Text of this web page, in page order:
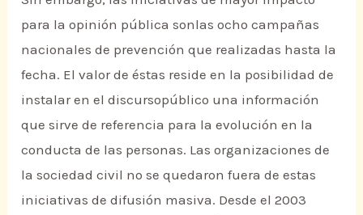
para la opinión pública sonlas ocho campañas
nacionales de prevención que realizadas hasta la
fecha. El valor de éstas reside en la posibilidad de
instalar en el discursopúblico una información
que sirve de referencia para la evolución en la
conducta de las personas. Las organizaciones de
la sociedad civil no se quedaron fuera de estas
iniciativas de difusión masiva. Desde el 2003